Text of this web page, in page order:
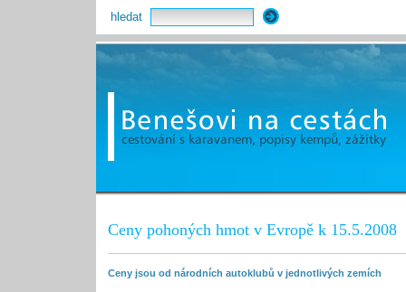
hledat
Ceny pohoných hmot v Evropě k 15.5.2008
Ceny jsou od národních autoklubů v jednotlivých zemích